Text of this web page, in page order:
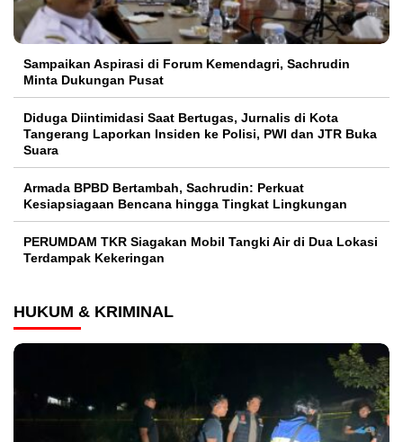
Sampaikan Aspirasi di Forum Kemendagri, Sachrudin
Minta Dukungan Pusat
Diduga Diintimidasi Saat Bertugas, Jurnalis di Kota
Tangerang Laporkan Insiden ke Polisi, PWI dan JTR Buka
Suara
Armada BPBD Bertambah, Sachrudin: Perkuat
Kesiapsiagaan Bencana hingga Tingkat Lingkungan
PERUMDAM TKR Siagakan Mobil Tangki Air di Dua Lokasi
Terdampak Kekeringan
HUKUM & KRIMINAL